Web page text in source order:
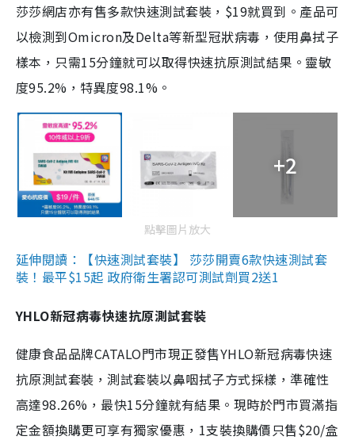
莎莎網店亦有售多款快速測試套裝，$19就買到。產品可
以檢測到Omicron及Delta等新型冠狀病毒，使用鼻拭子
樣本，只需15分鐘就可以取得快速抗原測試結果。靈敏
度95.2%，特異度98.1%。
+2
點擊圖片放大
延伸閱讀：【快速測試套裝】 莎莎開賣6款快速測試套
裝！最平$15起 政府衛生署認可測試劑買2送1
YHLO新冠病毒快速抗原測試套裝
健康食品品牌CATALO門市現正發售YHLO新冠病毒快速
抗原測試套裝，測試套裝以鼻咽拭子方式採樣，準確性
高達98.26%，最快15分鐘就有結果。現時於門市買滿指
定金額換購更可享有獨家優惠，1支裝換購價只售$20/盒